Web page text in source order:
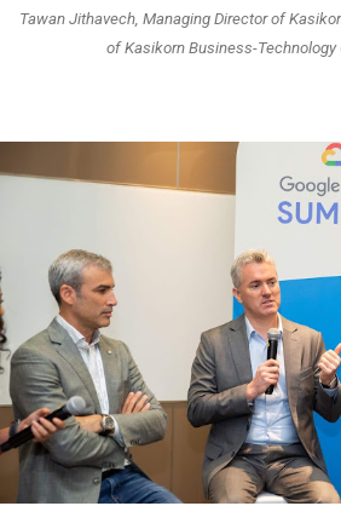
Tawan Jithavech, Managing Director of
of Kasikorn Business-Technology